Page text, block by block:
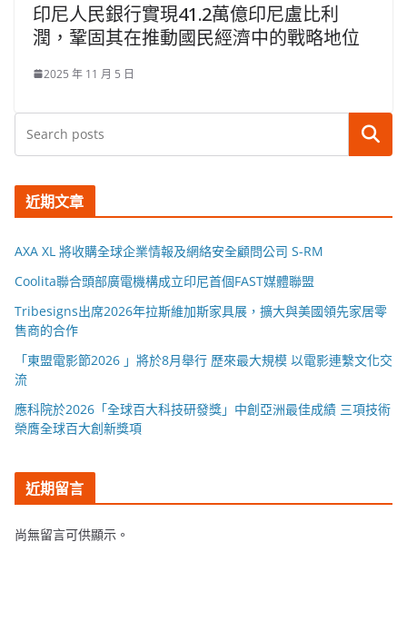
印尼人民銀行實現41.2萬億印尼盧比利
潤，鞏固其在推動國民經濟中的戰略地位
2025 年 11 月 5 日
搜尋
近期文章
AXA XL 將收購全球企業情報及網絡安全顧問公司 S-RM
Coolita聯合頭部廣電機構成立印尼首個FAST媒體聯盟
Tribesigns出席2026年拉斯維加斯家具展，擴大與美國領先家居零
售商的合作
「東盟電影節2026 」將於8月舉行 歷來最大規模 以電影連繫文化交
流
應科院於2026「全球百大科技研發獎」中創亞洲最佳成績 三項技術
榮膺全球百大創新獎項
近期留言
尚無留言可供顯示。